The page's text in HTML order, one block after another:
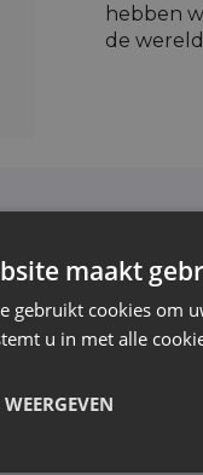
hebben
de
voor de
en tonen
maakt
gebruikt cookies om
u in met alle